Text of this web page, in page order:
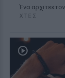
Ένα
ΧΤΕΣ